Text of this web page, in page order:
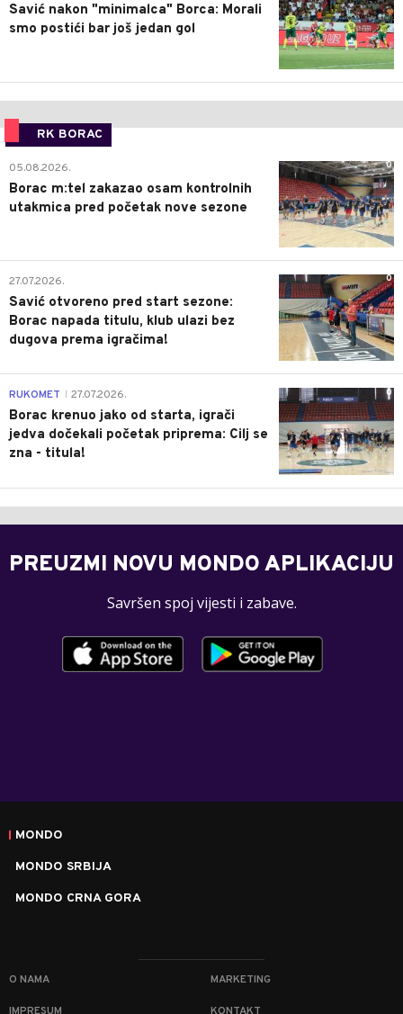
Savić nakon "minimalca" Borca: Morali
smo postići bar još jedan gol
RK BORAC
0
05.08.2026.
Borac m:tel zakazao osam kontrolnih
utakmica pred početak nove sezone
0
27.07.2026.
Savić otvoreno pred start sezone:
Borac napada titulu, klub ulazi bez
dugova prema igračima!
0
RUKOMET 27.07.2026.
Borac krenuo jako od starta, igrači
jedva dočekali početak priprema: Cilj se
zna - titula!
PREUZMI NOVU MONDO APLIKACIJU
Savršen spoj vijesti i zabave.
MONDO
MONDO SRBIJA
MONDO CRNA GORA
O NAMA MARKETING
IMPRESUM KONTAKT